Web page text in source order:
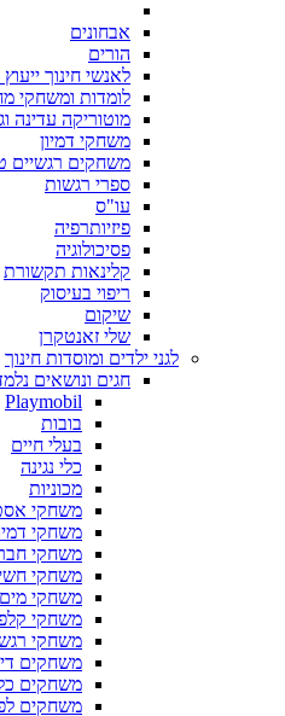
אבחונים
הורים
לאנשי חינוך ייעוץ
לומדות ומשחקי
מוטוריקה עדינה
משחקי דמיון
משחקים רגשיים
ספרי רגשות
עו"ס
פיזיותרפיה
פסיכולוגיה
קלינאות תקשורת
ריפוי בעיסוק
שיקום
שלי זאנטקרן
לגני ילדים ומוסדות חינוך
חגים ונושאים
Playmobil
בובות
בעלי חיים
כלי נגינה
מכוניות
משחקי
משחקי
משחקי
משחקי
משחקי
משחקי
משחקי
משחקים
משחקים
משחקים